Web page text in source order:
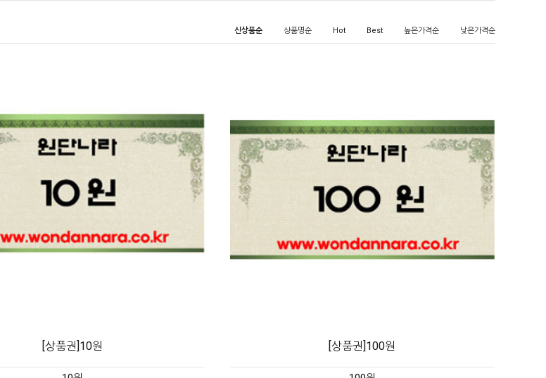
신상품순 상품명순 Hot Best 높은가격순 낮은가격순
[상품권]10원 [상품권]100원